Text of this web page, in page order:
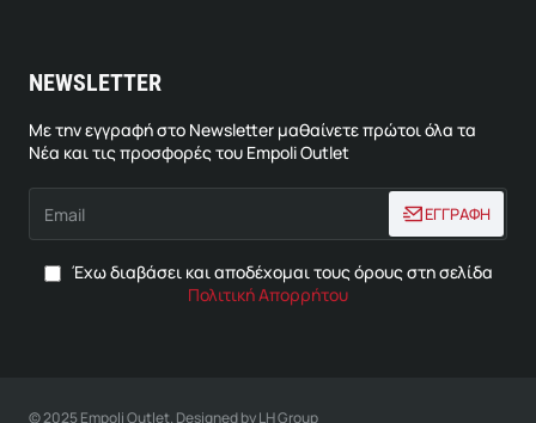
NEWSLETTER
Με την εγγραφή στο Newsletter μαθαίνετε πρώτοι όλα τα
Νέα και τις προσφορές του Empoli Outlet
ΕΓΓΡΑΦΗ
Έχω διαβάσει και αποδέχομαι τους όρους στη σελίδα
Πολιτική Απορρήτου
© 2025 Empoli Outlet. Designed by LH Group